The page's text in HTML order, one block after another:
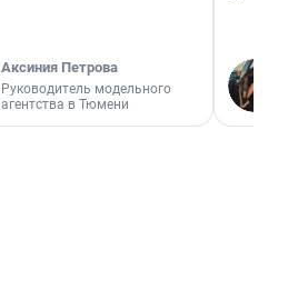
Аксиния Петрова
Руководитель модельного
агентства в Тюмени